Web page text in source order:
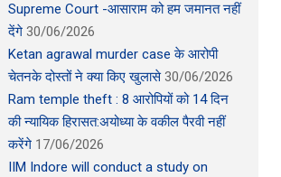
Supreme Court -आसाराम को हम जमानत नहीं
देंगे 30/06/2026
Ketan agrawal murder case के आरोपी
चेतनके दोस्तों ने क्या किए खुलासे 30/06/2026
Ram temple theft : 8 आरोपियों को 14 दिन
की न्यायिक हिरासत:अयोध्या के वकील पैरवी नहीं
करेंगे 17/06/2026
IIM Indore will conduct a study on